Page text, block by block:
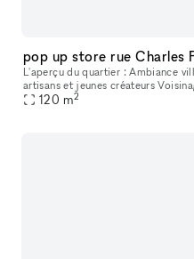
pop up store rue Charles
L'aperçu du quartier : Ambiance
artisans et jeunes créateurs
lieu culturel et sportif
120 m2